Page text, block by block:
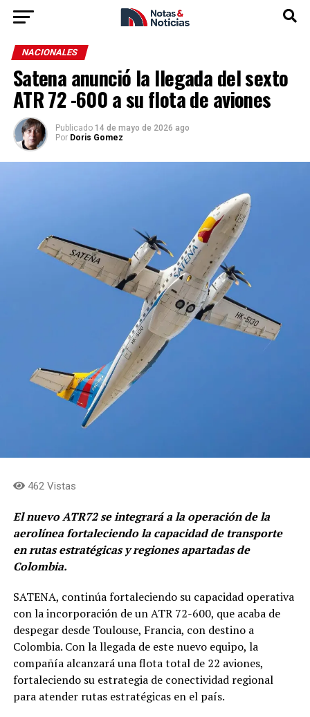
NACIONALES
Satena anunció la llegada del sexto
ATR 72 -600 a su flota de aviones
Publicado 14 de mayo de 2026 ago
Por Doris Gomez
462 Vistas
El nuevo ATR72 se integrará a la operación de la
aerolínea fortaleciendo la capacidad de transporte
en rutas estratégicas y regiones apartadas de
Colombia.
SATENA, continúa fortaleciendo su capacidad operativa
con la incorporación de un ATR 72-600, que acaba de
despegar desde Toulouse, Francia, con destino a
Colombia. Con la llegada de este nuevo equipo, la
compañía alcanzará una flota total de 22 aviones,
fortaleciendo su estrategia de conectividad regional
para atender rutas estratégicas en el país.